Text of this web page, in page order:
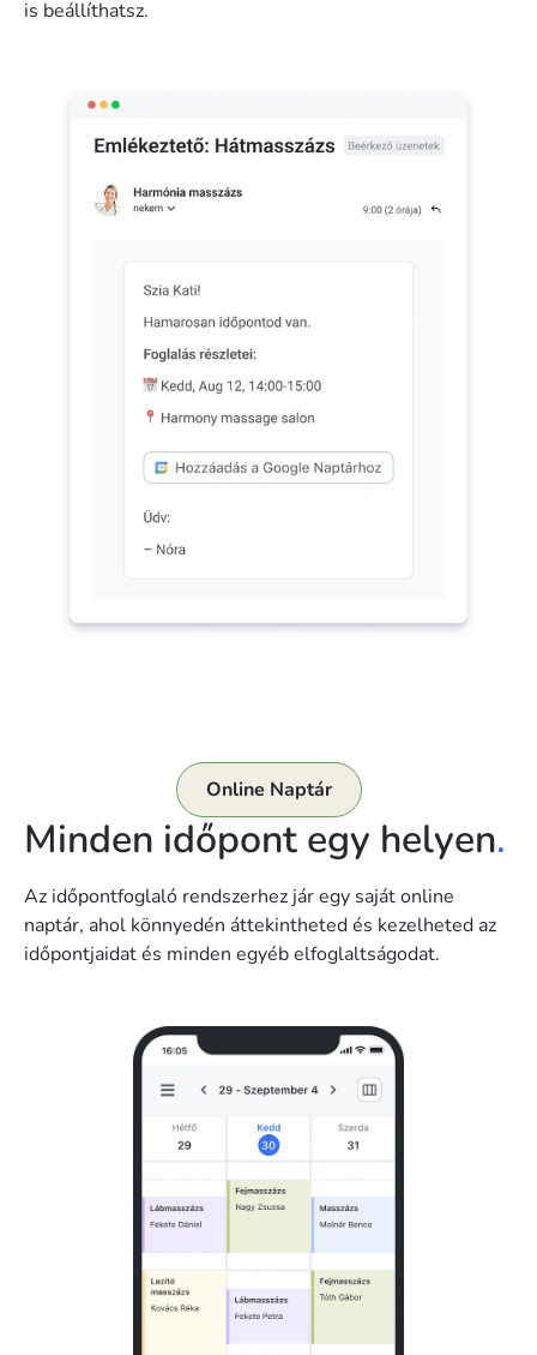
is beállíthatsz.
Online Naptár
Minden időpont egy helyen.
Az időpontfoglaló rendszerhez jár egy saját online
naptár, ahol könnyedén áttekintheted és kezelheted az
időpontjaidat és minden egyéb elfoglaltságodat.